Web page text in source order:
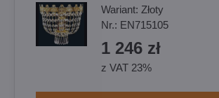
Wariant: Złoty
Nr.: EN715105
1 246 zł
z VAT 23%